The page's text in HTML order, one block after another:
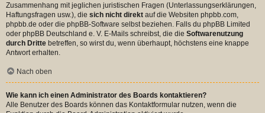
Zusammenhang mit jeglichen juristischen Fragen (Unterlassungserklärungen,
Haftungsfragen usw.), die sich nicht direkt auf die Websiten phpbb.com,
phpbb.de oder die phpBB-Software selbst beziehen. Falls du phpBB Limited
oder phpBB Deutschland e. V. E-Mails schreibst, die die Softwarenutzung
durch Dritte betreffen, so wirst du, wenn überhaupt, höchstens eine knappe
Antwort erhalten.
Nach oben
Wie kann ich einen Administrator des Boards kontaktieren?
Alle Benutzer des Boards können das Kontaktformular nutzen, wenn die